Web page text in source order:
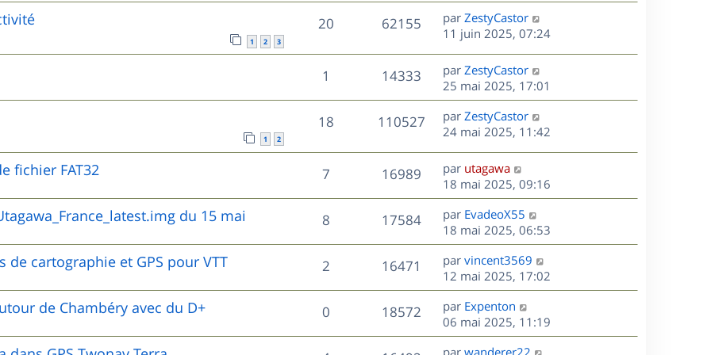
e
s
e
s
s
e
e
s
r
m
s
a
e
p
o
e
s
i
e
r
m
e
s
a
g
e
1 2 3
20R
é
e
62155V
u
e
D
e
i
e
r
m
s
a
e
par ZestyCastor
11 juin 2025, 07:24
1
é
p
s
e
s
14333V
u
e
D
e
r
n
i
r
m
e
s
s
a
g
e
par ZestyCastor
25 mai 2025, 17:01
1 2
18R
é
e
110527V
u
D
e
i
e
r
m
e
s
s
a
g
e
par ZestyCastor
24 mai 2025, 11:42
fichier FAT32 7R
é
p
n
s
16989V
u
e
D
e
r
n
i
e
r
m
e
s
s
a
par utagawa
18 mai 2025, 09:16
du 15 mai 8R
é
p
n
17584V
u
D
e
r
n
i
e
r
m
e
par EvadeoX55
18 mai 2025, 06:53
cartographie et GPS pour VTT 2R
é
p
16471
u
e
D
e
r
n
i
e
par vincent3569
12 mai 2025, 17:02
de Chambéry avec du D+ 0R
é
18572V
u
D
e
r
par Expenton
06 mai 2025, 11:19
D
par wanderer22